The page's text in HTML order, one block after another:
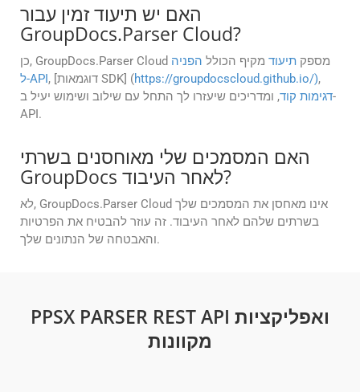
האם יש תיעוד זמין עבור
GroupDocs.Parser Cloud?
כן, GroupDocs.Parser Cloud מספק תיעוד מקיף הכולל הפניה
ל-API
, [דוגמאות SDK] (https://groupdocscloud.github.io/),
דגימות קוד, ומדריכים שיעזרו לך התחל עם שילוב ושימוש יעיל ב-
API.
האם המסמכים שלי מאוחסנים בשרתי
GroupDocs לאחר העיבוד?
לא, GroupDocs.Parser Cloud אינו מאחסן את המסמכים שלך
בשרתים שלהם לאחר העיבוד. זה עוזר להבטיח את הפרטיות
והאבטחה של הנתונים שלך.
PPSX PARSER REST API ואפליקציות
מקוונות